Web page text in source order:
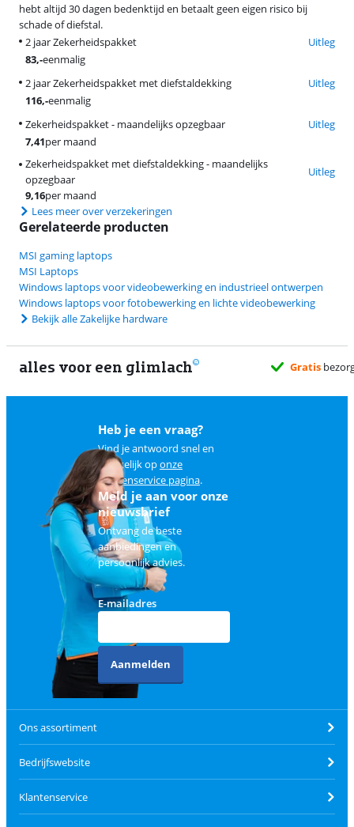
hebt altijd 30 dagen bedenktijd en betaalt geen eigen risico bij
schade of diefstal.
2 jaar Zekerheidspakket
Uitleg
83,-eenmalig
2 jaar Zekerheidspakket met diefstaldekking
Uitleg
116,-eenmalig
Zekerheidspakket - maandelijks opzegbaar
Uitleg
7,41per maand
Zekerheidspakket met diefstaldekking - maandelijks
opzegbaar
Uitleg
9,16per maand
Lees meer over verzekeringen
Gerelateerde producten
MSI gaming laptops
MSI Laptops
Windows laptops voor videobewerking en industrieel ontwerpen
Windows laptops voor fotobewerking en lichte videobewerking
Bekijk alle Zakelijke hardware
alles voor een glimlach bezorgd wanneer het
Heb je een vraag?
Vind je antwoord snel en
makkelijk oponze
klantenservice pagina.
Meld je aan voor onze
nieuwsbrief
Ontvang de beste
aanbiedingen en
persoonlijk advies.
E-mailadres
Aanmelden
Ons assortiment
Bedrijfswebsite
Klantenservice